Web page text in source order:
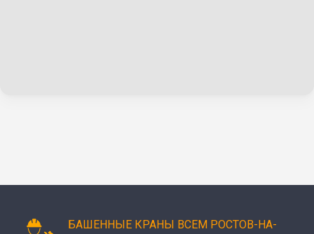
БАШЕННЫЕ КРАНЫ ВСЕМ РОСТОВ-НА-